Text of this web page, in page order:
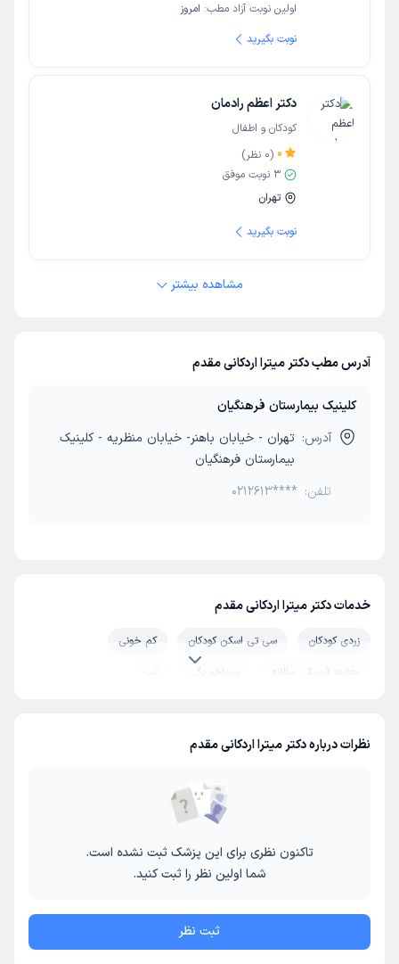
اولین نوبت آزاد مطب: امروز
نوبت بگیرید
دکتر اعظم رادمان
کودکان و اطفال
0
(
0 نظر)
3 نوبت موفق
تهران
نوبت بگیرید
مشاهده بیشتر
آدرس مطب دکتر میترا اردکانی مقدم
کلینیک بیمارستان فرهنگیان
آدرس: تهران - خیابان باهنر- خیابان منظریه - کلینیک
بیمارستان فرهنگیان
تلفن: 0212613****
خدمات دکتر میترا اردکانی مقدم
زردی کودکان سی تی اسکن کودکان
کم خونی
معاینه فیزیکی سالانه
سرماخوردگی تب
نظرات درباره دکتر میترا اردکانی مقدم
تاکنون نظری برای این پزشک ثبت نشده است.
شما اولین نظر را ثبت کنید.
ثبت نظر